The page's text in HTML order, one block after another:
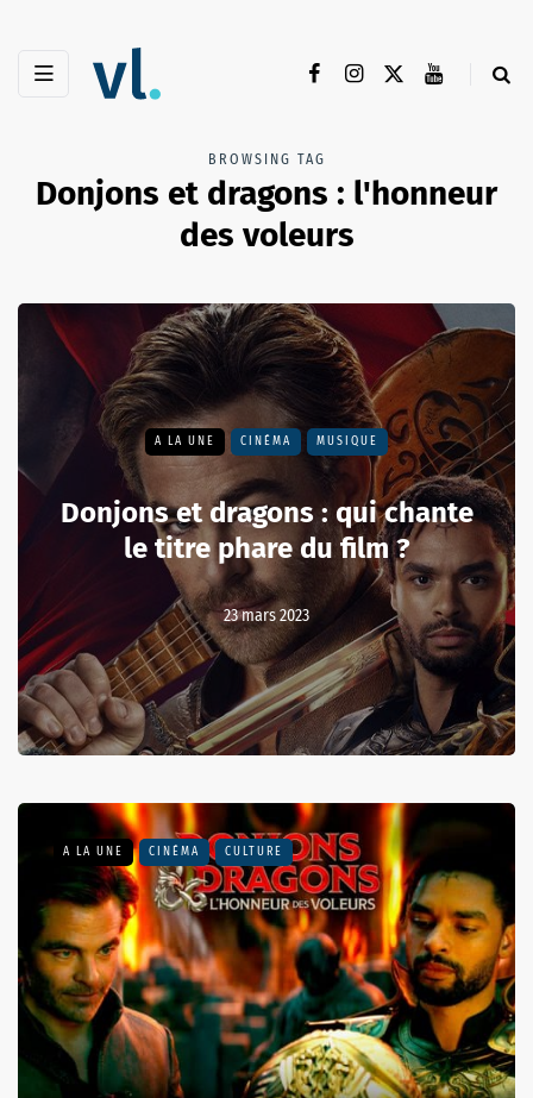
BROWSING TAG
Donjons et dragons : l'honneur
des voleurs
A LA UNE CINÉMA MUSIQUE
Donjons et dragons : qui chante
le titre phare du film ?
23 mars 2023
A LA UNE CINÉMA CULTURE